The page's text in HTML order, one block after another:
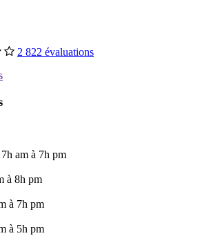
2 822 évaluations
am à 7h pm
à 8h pm
à 7h pm
à 5h pm